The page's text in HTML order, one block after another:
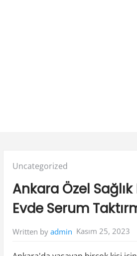
Posted
Uncategorized
Ankara Özel
Evde Serum
Written by admin Kasım 25, 2023